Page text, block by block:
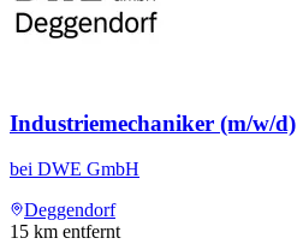
Industriemechaniker (m/w/d)
bei DWE GmbH
Deggendorf
15 km entfernt